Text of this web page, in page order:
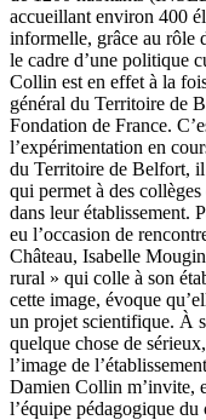
accueillant environ 400
informelle, grâce au rôle
le cadre d’une politique
Collin est en effet à la
général du Territoire de
Fondation de France.
l’expérimentation en
du Territoire de Belfort,
qui permet à des
dans leur établissement.
eu l’occasion de
Château, Isabelle
rural » qui colle à son
cette image, évoque
un projet scientifique. À
quelque chose de
l’image de
Damien Collin m’invite,
l’équipe pédagogique du